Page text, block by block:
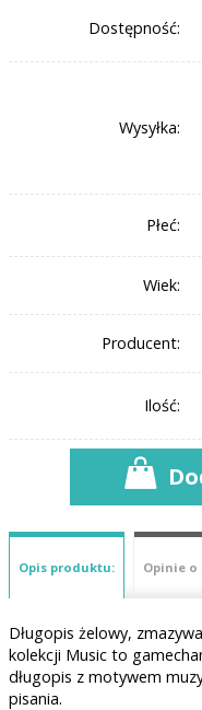
Dostępność:
Wysyłka:
Płeć:
Wiek:
Producent:
Ilość:
Opis produktu: Opinie
Długopis żelowy,
kolekcji Music to
długopis z motywem
pisania.